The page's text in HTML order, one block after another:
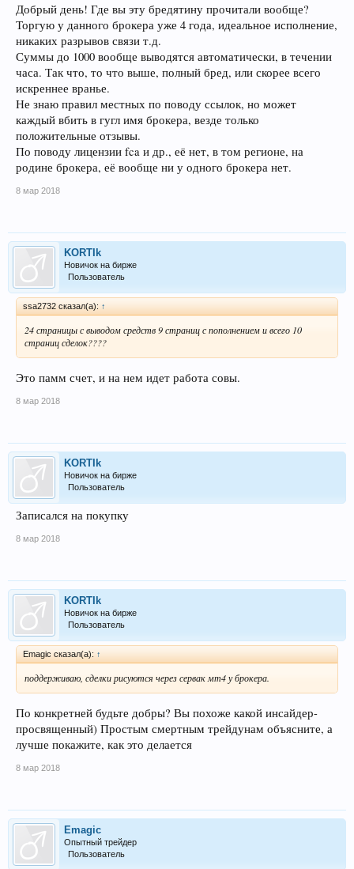
!!!! Выплат вскоре не будет, сдуются и всё... капец всем вашим деньгам
!!!!!!
Комментировать
19.02.2017Drake: Сплошной разводняк а не компания, сплошные
заморочки и ловушки для трейдеров, то прибыль отменят, то вывод
заблокируют, то по партнерке не платят, кухня одним словом. не
связывайтесь, я 3 месяца потратил на них и 480 долларов там застрялою
Добрый день! Где вы эту бредятину прочитали вообще?
Торгую у данного брокера уже 4 года, идеальное исполнение,
никаких разрывов связи т.д.
Суммы до 1000 вообще выводятся автоматически, в течении
часа. Так что, то что выше, полный бред, или скорее всего
искреннее вранье.
Не знаю правил местных по поводу ссылок, но может
каждый вбить в гугл имя брокера, везде только
положительные отзывы.
По поводу лицензии fca и др., её нет, в том регионе, на
родине брокера, её вообще ни у одного брокера нет.
8 мар 2018
KORTIk
Новичок на бирже
Пользователь
ssa2732 сказал(а): ↑
24 страницы с выводом средств 9 страниц с пополнением и всего 10
страниц сделок????
Это памм счет, и на нем идет работа совы.
8 мар 2018
KORTIk
Новичок на бирже
Пользователь
Записался на покупку
8 мар 2018
KORTIk
Новичок на бирже
Пользователь
Emagic сказал(а): ↑
поддерживаю, сделки рисуются через сервак мт4 у брокера.
По конкретней будьте добры? Вы похоже какой инсайдер-
просвященный) Простым смертным трейдунам объясните, а
лучше покажите, как это делается
8 мар 2018
Emagic
Опытный трейдер
Пользователь